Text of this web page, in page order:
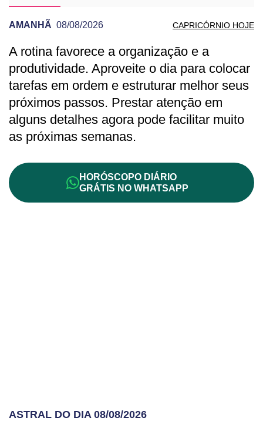
AMANHÃ 08/08/2026 CAPRICÓRNIO HOJE
PREVISÃO DE CAPRICÓRNIO PARA
A rotina favorece a organização e a
produtividade. Aproveite o dia para colocar
tarefas em ordem e estruturar melhor seus
próximos passos. Prestar atenção em
alguns detalhes agora pode facilitar muito
as próximas semanas.
HORÓSCOPO DIÁRIO
GRÁTIS NO WHATSAPP
ASTRAL DO DIA 08/08/2026